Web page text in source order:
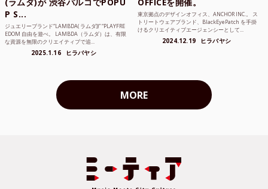
P S...
ジュエリーブランド“LAMBDA( ラムダ))” “PLAYFRE
EDOM 自由を遊べ。 LAMBDA（ラムダ）は、有限
な資源を無限のクリエイティブで追...
2025.1.16 ヒラバヤシ
東京拠点のデザインオフィス、ANCHOR INC.。 ス
トリートウェアブランド、BlackEyePatch を手掛
けるクリエイティブエージェンシーとして...
2024.12.19 ヒラバヤシ
MORE